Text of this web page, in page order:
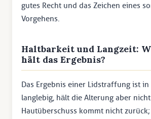
gutes Recht und das Zeichen eines
Vorgehens.
Haltbarkeit und Langzeit:
hält das Ergebnis?
Das Ergebnis einer Lidstraffung ist in
langlebig, hält die Alterung aber
Hautüberschuss kommt nicht